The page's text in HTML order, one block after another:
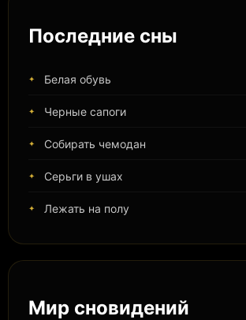
Последние сны
Белая обувь
Черные сапоги
Собирать чемодан
Серьги в ушах
Лежать на полу
Мир сновидений